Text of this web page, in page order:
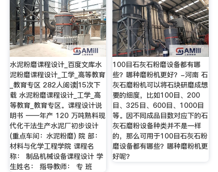
水泥粉磨课程设计_百度文库水
泥粉磨课程设计_工学_高等教育
_教育专区 282人阅读|15次下
载 水泥粉磨课程设计_工学_高
等教育_教育专区。课程设计说
明书 ——年产 120 万吨熟料现
代化干法生产水泥厂初步设计
(重点车间：水泥粉磨) 院 部：
材料与化学工程学院 课程名
称： 制品机械设备课程设计 学
生姓名： 指导教师： 专 班
100目石灰石粉磨设备都有哪
些？哪种磨粉机更好？-河南 石
灰石磨粉机可以将石块研磨成想
要的细度，比如100目、200
目、325目、600目、1000目
等。因不同成品目数对应下的石
灰石磨粉设备种类并不是一样
的，那么可用于100目石灰石粉
磨设备都有哪些？哪种磨粉机更
好呢？